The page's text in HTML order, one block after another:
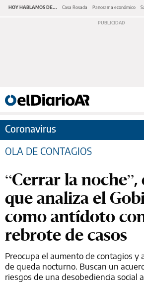
HOY HABLAMOS DE... Casa Rosada Panorama económico
Coronavirus
OLA DE CONTAGIOS
“Cerrar la
que analiza el
como antídoto
rebrote de casos
Preocupa el aumento de contagios y
de queda nocturno. Buscan un
riesgos de una desobediencia social